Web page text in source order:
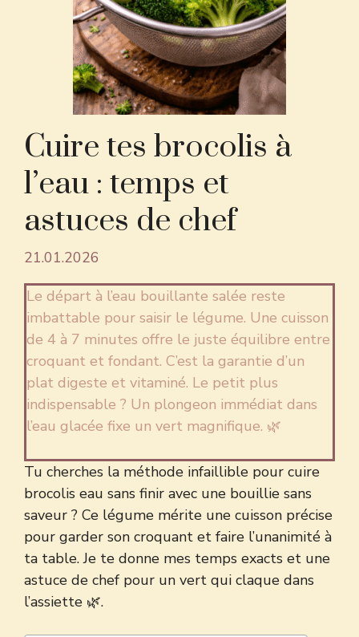
Cuire tes brocolis à
l’eau : temps et
astuces de chef
21.01.2026
Le départ à l’eau bouillante salée reste
imbattable pour saisir le légume. Une cuisson
de 4 à 7 minutes offre le juste équilibre entre
croquant et fondant. C’est la garantie d’un
plat digeste et vitaminé. Le petit plus
indispensable ? Un plongeon immédiat dans
l’eau glacée fixe un vert magnifique. 🌿
Tu cherches la méthode infaillible pour cuire
brocolis eau sans finir avec une bouillie sans
saveur ? Ce légume mérite une cuisson précise
pour garder son croquant et faire l’unanimité à
ta table. Je te donne mes temps exacts et une
astuce de chef pour un vert qui claque dans
l’assiette 🌿.